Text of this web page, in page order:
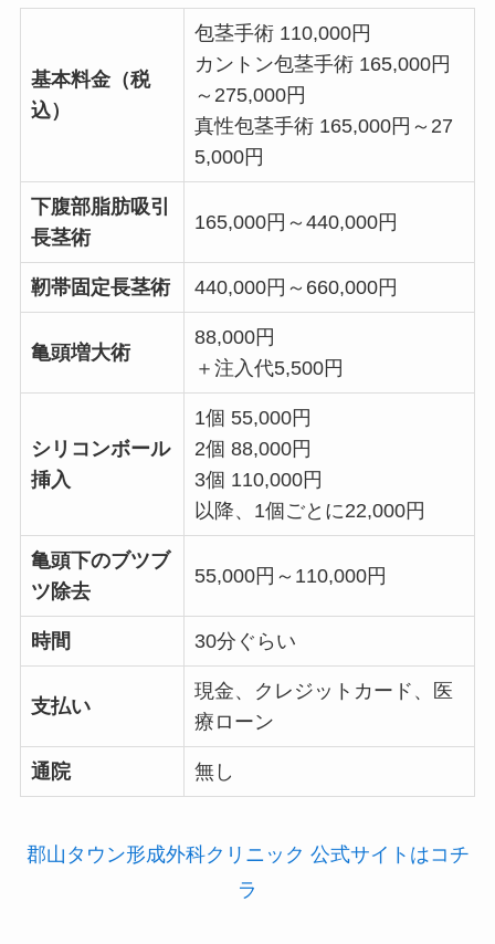
基本料金（税
込）
包茎手術 110,000円
カントン包茎手術 165,000円
～275,000円
真性包茎手術 165,000円～27
5,000円
下腹部脂肪吸引
長茎術
165,000円～440,000円
靭帯固定長茎術 440,000円～660,000円
亀頭増大術
88,000円
＋注入代5,500円
シリコンボール
挿入
1個 55,000円
2個 88,000円
3個 110,000円
以降、1個ごとに22,000円
亀頭下のブツブ
ツ除去
55,000円～110,000円
時間 30分ぐらい
支払い
現金、クレジットカード、医
療ローン
通院 無し
郡山タウン形成外科クリニック 公式サイトはコチ
ラ